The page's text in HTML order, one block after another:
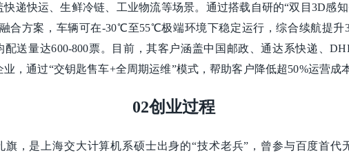
快递快运、生鲜冷链、工业物流等场景。通过搭载自研的“双目3D感
合方案，车辆可在-30℃至55℃极端环境下稳定运行，综合续航提升
配送量达600-800票。目前，其客户涵盖中国邮政、通达系快递、
业，通过“交钥匙售车+全周期运维”模式，帮助客户降低超50%运营成
02创业过程
旗，是上海交大计算机系硕士出身的“技术老兵”，曾参与百度首代